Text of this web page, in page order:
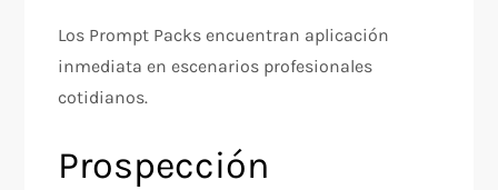
Los Prompt Packs encuentran aplicación
inmediata en escenarios profesionales
cotidianos.​
Prospección